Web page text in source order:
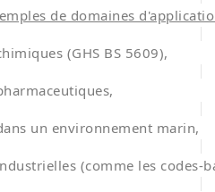
de domaines
(GHS BS 5609),
un environnement marin,
(comme les codes-